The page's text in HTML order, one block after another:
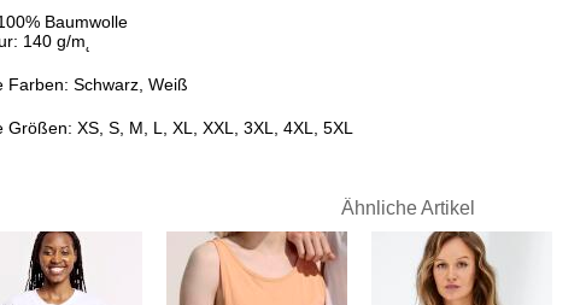
Baumwolle
140 g/m˛
Farben: Schwarz, Weiß
Größen: XS, S, M, L, XL, XXL, 3XL, 4XL, 5XL
Ähnliche Artikel